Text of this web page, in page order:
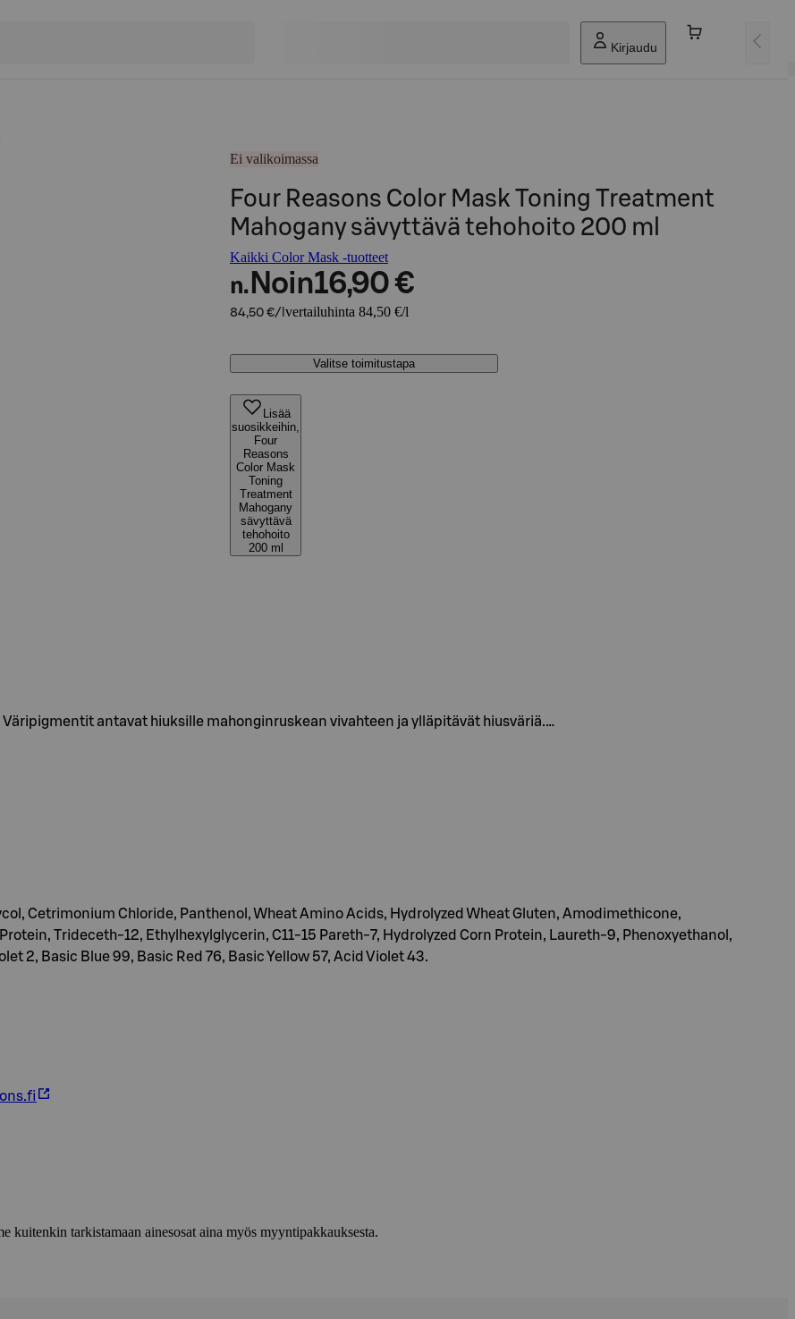
Kirjaudu
Ei valikoimassa
Four Reasons Color Mask Toning Treatment
Mahogany sävyttävä tehohoito 200 ml
Kaikki Color Mask -tuotteet
n. Noin16,90 €
84,50 €/l vertailuhinta 84,50 €/l
Valitse toimitustapa
Lisää
suosikkeihin,
Four
Reasons
Color Mask
Toning
Treatment
Mahogany
sävyttävä
tehohoito
200 ml
antavat hiuksille mahonginruskean vivahteen ja ylläpitävät hiusväriä.…
Cetrimonium Chloride, Panthenol, Wheat Amino Acids, Hydrolyzed Wheat Gluten, Amodimethicone,
Trideceth-12, Ethylhexylglycerin, C11-15 Pareth-7, Hydrolyzed Corn Protein, Laureth-9, Phenoxyethanol,
2, Basic Blue 99, Basic Red 76, Basic Yellow 57, Acid Violet 43.
kuitenkin tarkistamaan ainesosat aina myös myyntipakkauksesta.